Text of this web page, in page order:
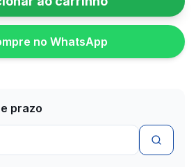
no WhatsApp
prazo